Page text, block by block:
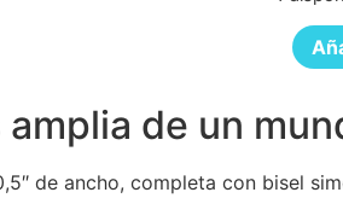
de un
de ancho, completa con bisel